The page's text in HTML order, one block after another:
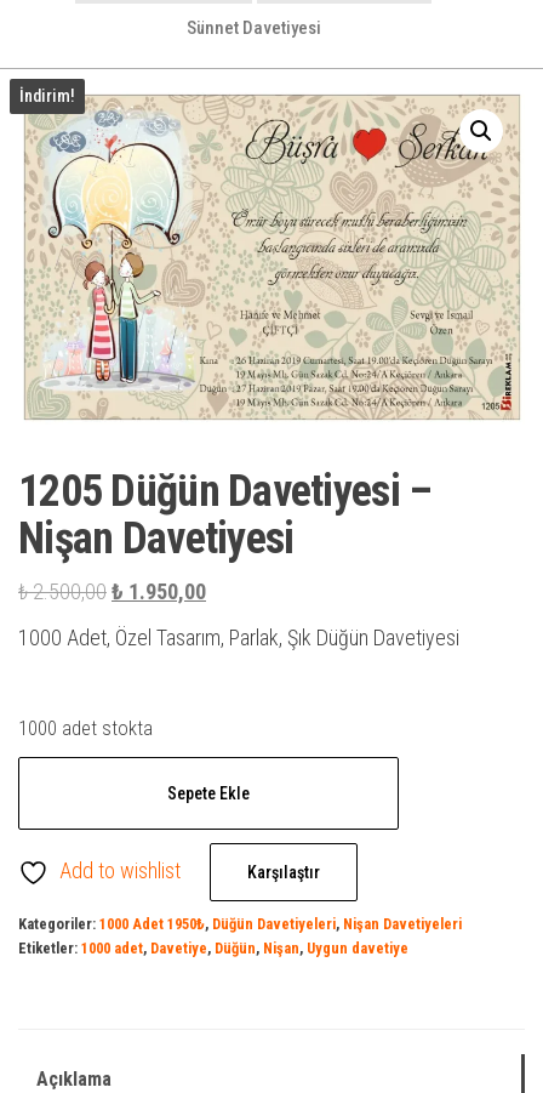
Sünnet Davetiyesi
İndirim!
1205 Düğün Davetiyesi –
Nişan Davetiyesi
₺2.500,00Orijinal
fiyat:
₺ 1.950,00Şu
andaki
1000 Adet, Özel Tasarım, Parlak, Şık Düğün Davetiyesi
1000 adet stokta
-
Davetiyesi
Sepete Ekle
Add to wishlist Karşılaştır
Kategoriler: 1000 Adet 1950₺, Düğün Davetiyeleri, Nişan Davetiyeleri
Etiketler: 1000 adet, Davetiye, Düğün, Nişan, Uygun davetiye
Açıklama